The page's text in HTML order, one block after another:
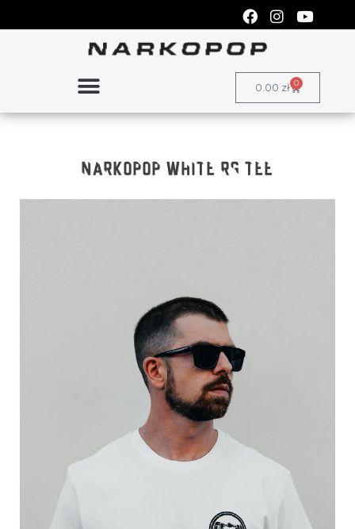
0.00 zł 0
NARKOPOP WHITE RG TEE